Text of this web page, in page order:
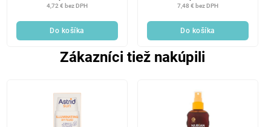
4,72 € bez DPH
Do košíka
7,48 € bez DPH
Do košíka
Zákazníci tiež nakúpili